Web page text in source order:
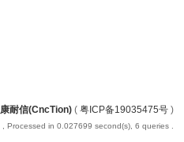
康耐信(CncTion)( 粤ICP备19035475号)
, Processed in 0.027699 second(s), 6 queries .